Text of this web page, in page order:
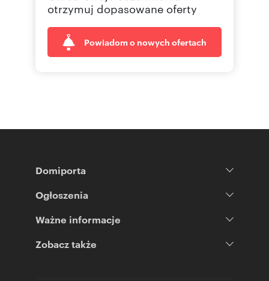
otrzymuj dopasowane oferty
Powiadom o nowych ofertach
Domiporta
Ogłoszenia
Ważne informacje
Zobacz także